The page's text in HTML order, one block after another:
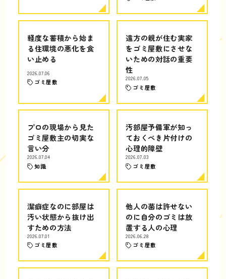
軽度な蓄積から始ま
る住環境の悪化を食
い止める
2026.07.06
ゴミ屋敷
遠方の親が住む実家
をゴミ屋敷にさせな
いための対話の重要
性
2026.07.05
ゴミ屋敷
プロの現場から見た
ゴミ屋敷主の切実な
言い分
2026.07.04
知識
汚部屋予備軍が知っ
ておくべき片付けの
心理的障壁
2026.07.03
ゴミ屋敷
潔癖症なのに部屋は
汚い状態から抜け出
すための方法
2026.07.01
ゴミ屋敷
他人の菌は許せない
のに自分のゴミは放
置する人の心理
2026.06.28
ゴミ屋敷